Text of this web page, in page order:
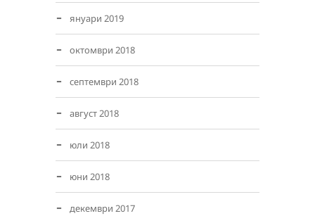
януари 2019
октомври 2018
септември 2018
август 2018
юли 2018
юни 2018
декември 2017